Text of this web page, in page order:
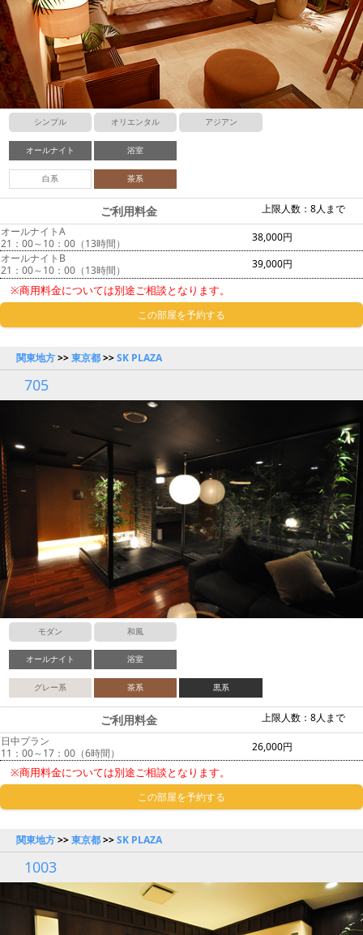
シンプル オリエンタル アジアン
オールナイト 浴室
白系 茶系
上限人数：8人まで
ご利用料金
オールナイトA
21：00～10：00（13時間）
38,000円
オールナイトB
21：00～10：00（13時間）
39,000円
※商用料金については別途ご相談となります。
この部屋を予約する
関東地方>>東京都>>SK PLAZA
705
モダン 和風
オールナイト 浴室
グレー系 茶系 黒系
上限人数：8人まで
ご利用料金
日中プラン
11：00～17：00（6時間）
26,000円
※商用料金については別途ご相談となります。
この部屋を予約する
関東地方>>東京都>>SK PLAZA
1003